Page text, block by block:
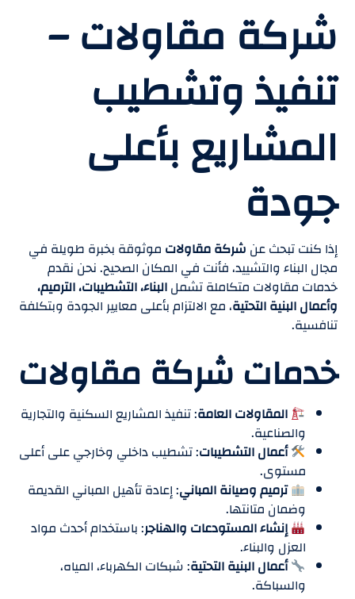
شركة مقاولات –
تنفيذ وتشطيب
المشاريع بأعلى
جودة
إذا كنت تبحث عن شركة مقاولات موثوقة بخبرة طويلة في
مجال البناء والتشييد، فأنت في المكان الصحيح. نحن نقدم
خدمات مقاولات متكاملة تشملالبناء، التشطيبات، الترميم،
وأعمال البنية التحتية، مع الالتزام بأعلى معايير الجودة وبتكلفة
تنافسية.
خدمات شركة مقاولات
المقاولات العامة: تنفيذ المشاريع السكنية والتجارية
والصناعية.
أعمال التشطيبات: تشطيب داخلي وخارجي على أعلى
مستوى.
ترميم وصيانة المباني: إعادة تأهيل المباني القديمة
وضمان متانتها.
إنشاء المستودعات والهناجر: باستخدام أحدث مواد
العزل والبناء.
أعمال البنية التحتية: شبكات الكهرباء، المياه،
والسباكة.